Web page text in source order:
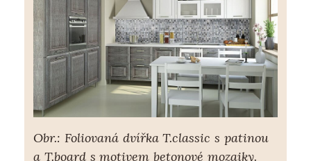
Obr.: Foliovaná dvířka T.classic s patinou
a T.board s motivem betonové mozaiky.